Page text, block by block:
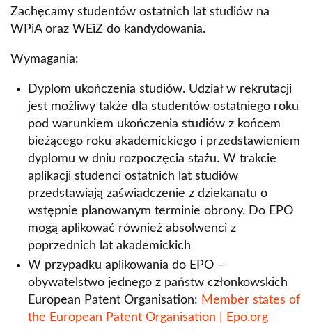
Zachęcamy studentów ostatnich lat studiów na
WPiA oraz WEiZ do kandydowania.
Wymagania:
Dyplom ukończenia studiów. Udział w rekrutacji
jest możliwy także dla studentów ostatniego roku
pod warunkiem ukończenia studiów z końcem
bieżącego roku akademickiego i przedstawieniem
dyplomu w dniu rozpoczęcia stażu. W trakcie
aplikacji studenci ostatnich lat studiów
przedstawiają zaświadczenie z dziekanatu o
wstępnie planowanym terminie obrony. Do EPO
mogą aplikować również absolwenci z
poprzednich lat akademickich
W przypadku aplikowania do EPO –
obywatelstwo jednego z państw członkowskich
European Patent Organisation: Member states of
the European Patent Organisation | Epo.org